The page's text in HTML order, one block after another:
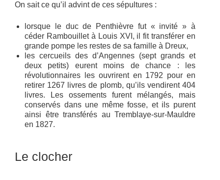
On sait ce qu’il advint de ces sépultures :
lorsque le duc de Penthièvre fut « invité » à
céder Rambouillet à Louis XVI, il fit transférer en
grande pompe les restes de sa famille à Dreux,
les cercueils des d’Angennes (sept grands et
deux petits) eurent moins de chance : les
révolutionnaires les ouvrirent en 1792 pour en
retirer 1267 livres de plomb, qu’ils vendirent 404
livres. Les ossements furent mélangés, mais
conservés dans une même fosse, et ils purent
ainsi être transférés au Tremblaye-sur-Mauldre
en 1827.
Le clocher